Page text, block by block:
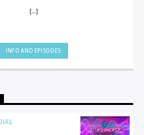
[...]
INFO AND EPISODES